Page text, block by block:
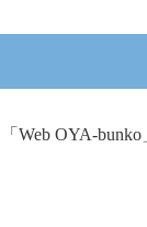
「 Web OYA-bunko